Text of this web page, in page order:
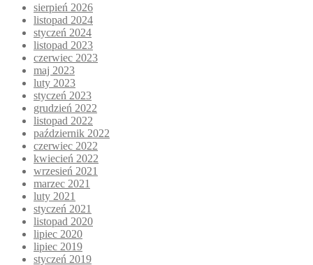
sierpień 2026
listopad 2024
styczeń 2024
listopad 2023
czerwiec 2023
maj 2023
luty 2023
styczeń 2023
grudzień 2022
listopad 2022
październik 2022
czerwiec 2022
kwiecień 2022
wrzesień 2021
marzec 2021
luty 2021
styczeń 2021
listopad 2020
lipiec 2020
lipiec 2019
styczeń 2019